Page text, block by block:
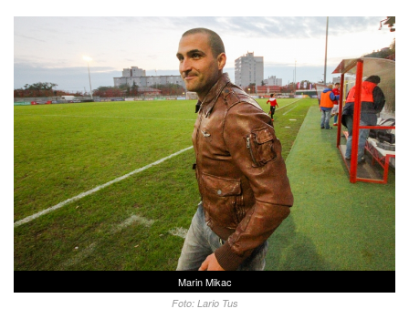
Marin Mikac
Foto: Lario Tus